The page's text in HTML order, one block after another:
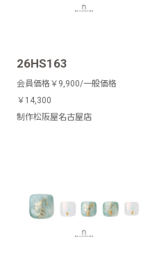
26HS163
会員価格￥9,900/一般価格
￥14,300
制作松阪屋名古屋店